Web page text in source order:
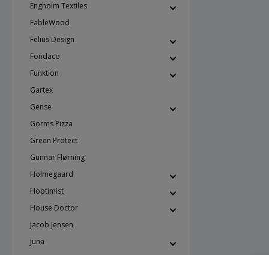
Engholm Textiles
FableWood
Felius Design
Fondaco
Funktion
Gartex
Gense
Gorms Pizza
Green Protect
Gunnar Flørning
Holmegaard
Hoptimist
House Doctor
Jacob Jensen
Juna